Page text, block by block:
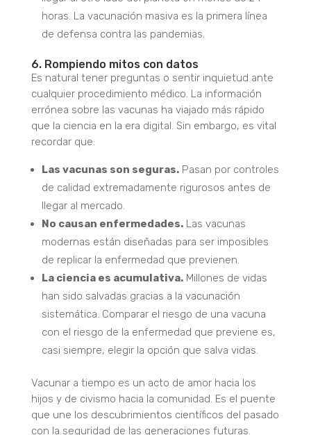
horas. La vacunación masiva es la primera línea
de defensa contra las pandemias.
6. Rompiendo mitos con datos
Es natural tener preguntas o sentir inquietud ante
cualquier procedimiento médico. La información
errónea sobre las vacunas ha viajado más rápido
que la ciencia en la era digital. Sin embargo, es vital
recordar que:
Las vacunas son seguras.Pasan por controles
de calidad extremadamente rigurosos antes de
llegar al mercado.
No causan enfermedades.Las vacunas
modernas están diseñadas para ser imposibles
de replicar la enfermedad que previenen.
La ciencia es acumulativa.Millones de vidas
han sido salvadas gracias a la vacunación
sistemática. Comparar el riesgo de una vacuna
con el riesgo de la enfermedad que previene es,
casi siempre, elegir la opción que salva vidas.
Vacunar a tiempo es un acto de amor hacia los
hijos y de civismo hacia la comunidad. Es el puente
que une los descubrimientos científicos del pasado
con la seguridad de las generaciones futuras.